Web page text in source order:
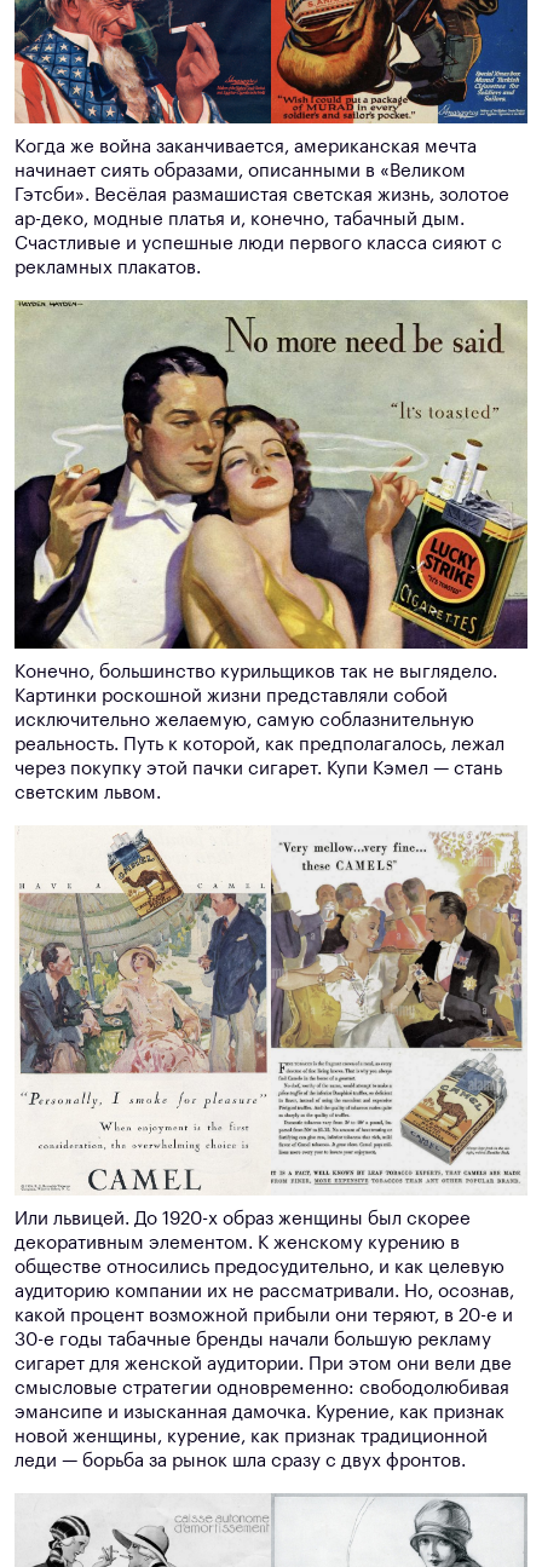
Когда же война заканчивается, американская мечта
начинает сиять образами, описанными в «Великом
Гэтсби». Весёлая размашистая светская жизнь, золотое
ар-деко, модные платья и, конечно, табачный дым.
Счастливые и успешные люди первого класса сияют с
рекламных плакатов.
Конечно, большинство курильщиков так не выглядело.
Картинки роскошной жизни представляли собой
исключительно желаемую, самую соблазнительную
реальность. Путь к которой, как предполагалось, лежал
через покупку этой пачки сигарет. Купи Кэмел — стань
светским львом.
Или львицей. До 1920-х образ женщины был скорее
декоративным элементом. К женскому курению в
обществе относились предосудительно, и как целевую
аудиторию компании их не рассматривали. Но, осознав,
какой процент возможной прибыли они теряют, в 20-е и
30-е годы табачные бренды начали большую рекламу
сигарет для женской аудитории. При этом они вели две
смысловые стратегии одновременно: свободолюбивая
эмансипе и изысканная дамочка. Курение, как признак
новой женщины, курение, как признак традиционной
леди — борьба за рынок шла сразу с двух фронтов.